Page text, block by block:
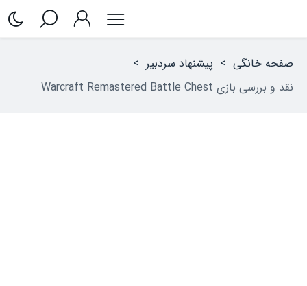
صفحه خانگی > پیشنهاد سردبیر >
نقد و بررسی بازی Warcraft Remastered Battle Chest